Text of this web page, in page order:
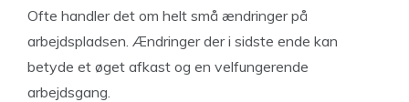
Ofte handler det om helt små ændringer på
arbejdspladsen. Ændringer der i sidste ende kan
betyde et øget afkast og en velfungerende
arbejdsgang.